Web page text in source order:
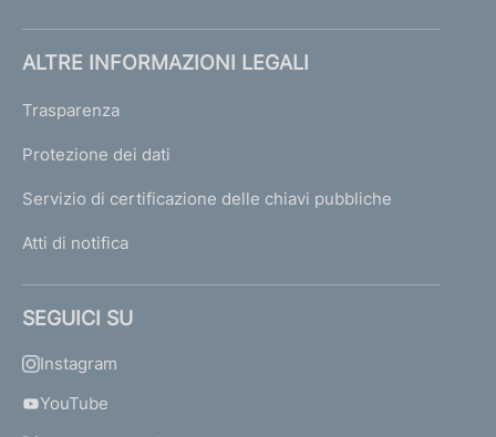
ALTRE INFORMAZIONI LEGALI
Trasparenza
Protezione dei dati
Servizio di certificazione delle chiavi pubbliche
Atti di notifica
SEGUICI SU
Instagram
YouTube